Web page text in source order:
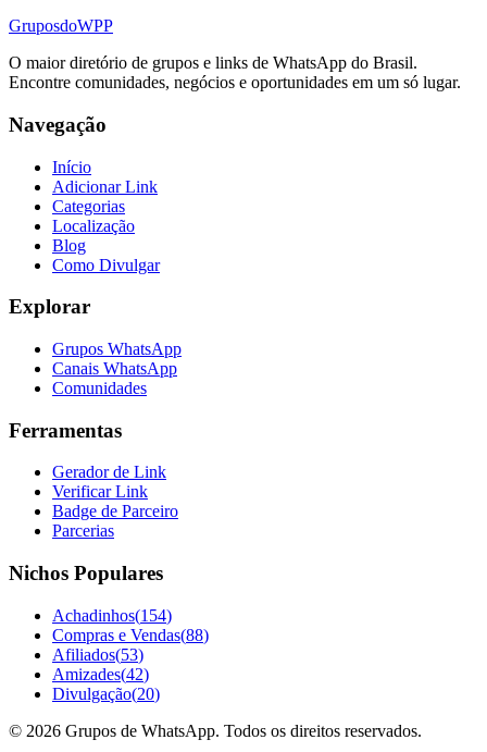
GruposdoWPP
O maior diretório de grupos e links de WhatsApp do Brasil.
Encontre comunidades, negócios e oportunidades em um só lugar.
Navegação
Início
Adicionar Link
Categorias
Localização
Blog
Como Divulgar
Explorar
Grupos WhatsApp
Canais WhatsApp
Comunidades
Ferramentas
Gerador de Link
Verificar Link
Badge de Parceiro
Parcerias
Nichos Populares
Achadinhos(154)
Compras e Vendas(88)
Afiliados(53)
Amizades(42)
Divulgação(20)
© 2026 Grupos de WhatsApp. Todos os direitos reservados.